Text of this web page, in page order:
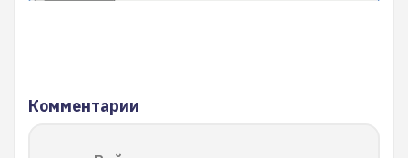
Комментарии